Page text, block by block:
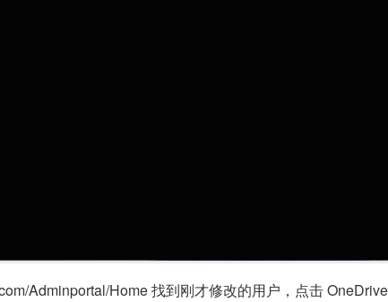
Adminportal/Home 找到刚才修改的用户，点击